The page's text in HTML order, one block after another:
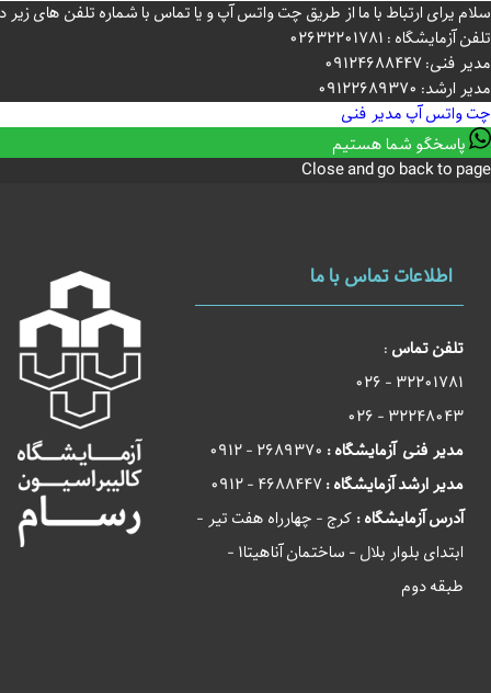
سلام یرای ارتباط با ما از طریق چت واتس آپ و یا تماس با شماره تلفن های
تلفن آزمایشگاه : 02632201781
مدیر فنی: 09124688447
مدیر ارشد: 09122689370
چت واتس آپ مدیر فنی
پاسخگو شما هستیم
Close and go back to page
اطلاعات تماس با ما
تلفن تماس :
32201781 - 026
32248043 - 026
مدیر فنی آزمایشگاه :
مدیر ارشد آزمایشگاه :
آدرس آزمایشگاه : کرج - چهارراه هفت تیر -
ابتدای بلوار بلال - ساختمان آناهیتا1 -
طبقه دوم